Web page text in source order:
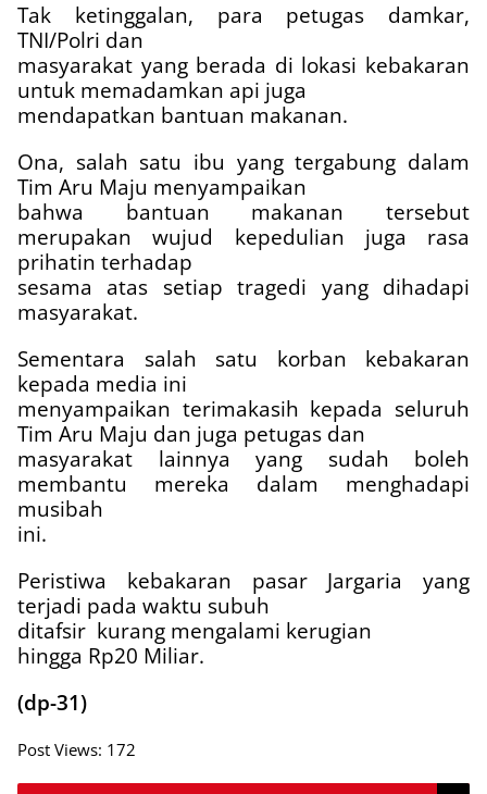
Tak ketinggalan, para petugas damkar,
TNI/Polri dan
masyarakat yang berada di lokasi kebakaran
untuk memadamkan api juga
mendapatkan bantuan makanan.
Ona, salah satu ibu yang tergabung dalam
Tim Aru Maju menyampaikan
bahwa bantuan makanan tersebut
merupakan wujud kepedulian juga rasa
prihatin terhadap
sesama atas setiap tragedi yang dihadapi
masyarakat.
Sementara salah satu korban kebakaran
kepada media ini
menyampaikan terimakasih kepada seluruh
Tim Aru Maju dan juga petugas dan
masyarakat lainnya yang sudah boleh
membantu mereka dalam menghadapi
musibah
ini.
Peristiwa kebakaran pasar Jargaria yang
terjadi pada waktu subuh
ditafsir kurang mengalami kerugian
hingga Rp20 Miliar.
(dp-31)
Post Views: 172